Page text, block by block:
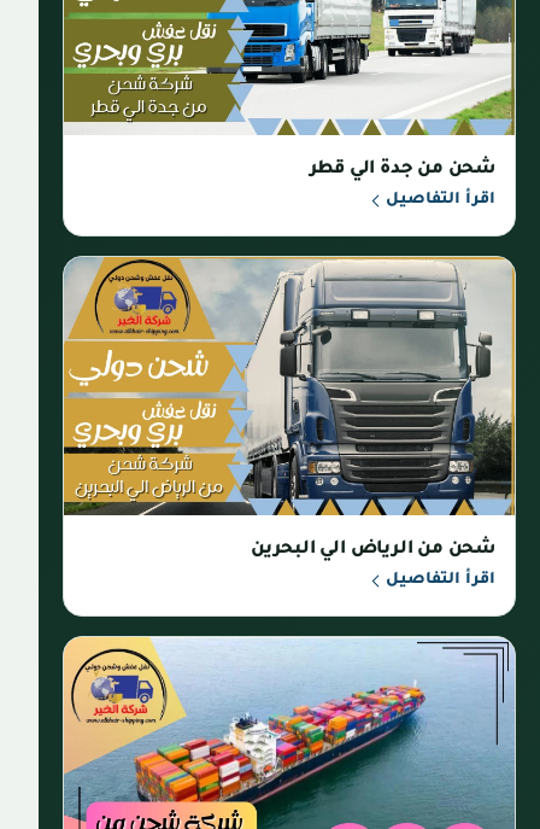
شحن من جدة الي قطر
اقرأ التفاصيل
شحن من الرياض الي البحرين
اقرأ التفاصيل